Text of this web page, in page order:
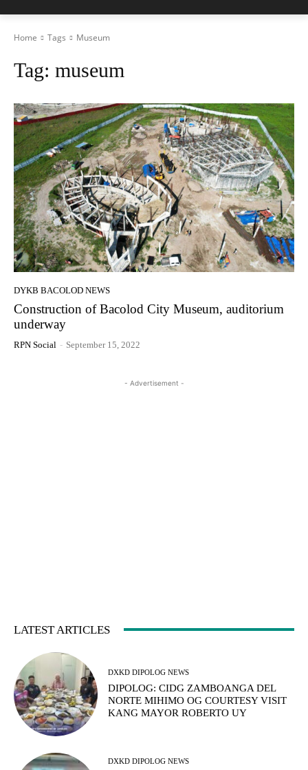
Home Tags Museum
Tag: museum
DYKB BACOLOD NEWS
Construction of Bacolod City Museum, auditorium
underway
RPN Social - September 15, 2022
- Advertisement -
LATEST ARTICLES
DXKD DIPOLOG NEWS
DIPOLOG: CIDG ZAMBOANGA DEL
NORTE MIHIMO OG COURTESY VISIT
KANG MAYOR ROBERTO UY
DXKD DIPOLOG NEWS